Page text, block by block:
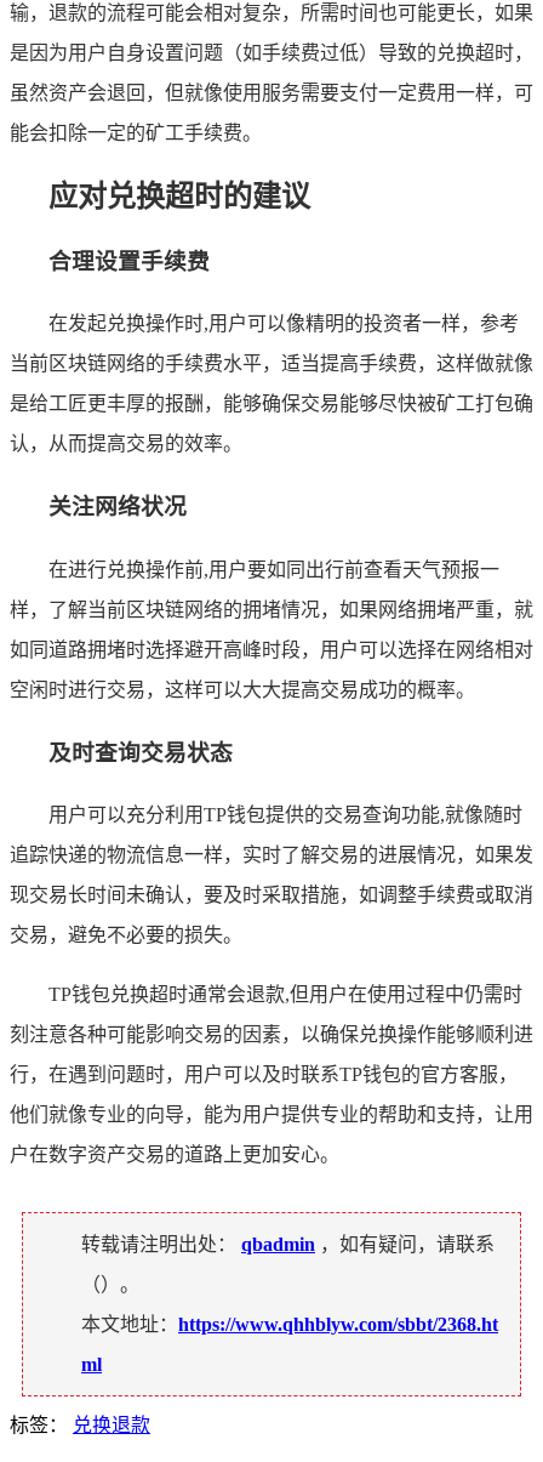
输，退款的流程可能会相对复杂，所需时间也可能更长，如果
是因为用户自身设置问题（如手续费过低）导致的兑换超时，
虽然资产会退回，但就像使用服务需要支付一定费用一样，可
能会扣除一定的矿工手续费。
应对兑换超时的建议
合理设置手续费
在发起兑换操作时,用户可以像精明的投资者一样，参考
当前区块链网络的手续费水平，适当提高手续费，这样做就像
是给工匠更丰厚的报酬，能够确保交易能够尽快被矿工打包确
认，从而提高交易的效率。
关注网络状况
在进行兑换操作前,用户要如同出行前查看天气预报一
样，了解当前区块链网络的拥堵情况，如果网络拥堵严重，就
如同道路拥堵时选择避开高峰时段，用户可以选择在网络相对
空闲时进行交易，这样可以大大提高交易成功的概率。
及时查询交易状态
用户可以充分利用TP钱包提供的交易查询功能,就像随时
追踪快递的物流信息一样，实时了解交易的进展情况，如果发
现交易长时间未确认，要及时采取措施，如调整手续费或取消
交易，避免不必要的损失。
TP钱包兑换超时通常会退款,但用户在使用过程中仍需时
刻注意各种可能影响交易的因素，以确保兑换操作能够顺利进
行，在遇到问题时，用户可以及时联系TP钱包的官方客服，
他们就像专业的向导，能为用户提供专业的帮助和支持，让用
户在数字资产交易的道路上更加安心。
转载请注明出处： qbadmin ，如有疑问，请联系
（）。
本文地址： https://www.qhhblyw.com/sbbt/2368.ht
ml
标签： 兑换退款